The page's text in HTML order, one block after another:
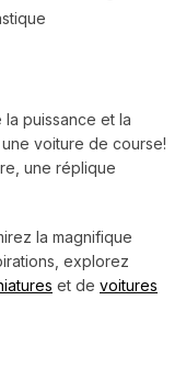
puissance et la
voiture de course!
une réplique
la magnifique
explorez
et de voitures